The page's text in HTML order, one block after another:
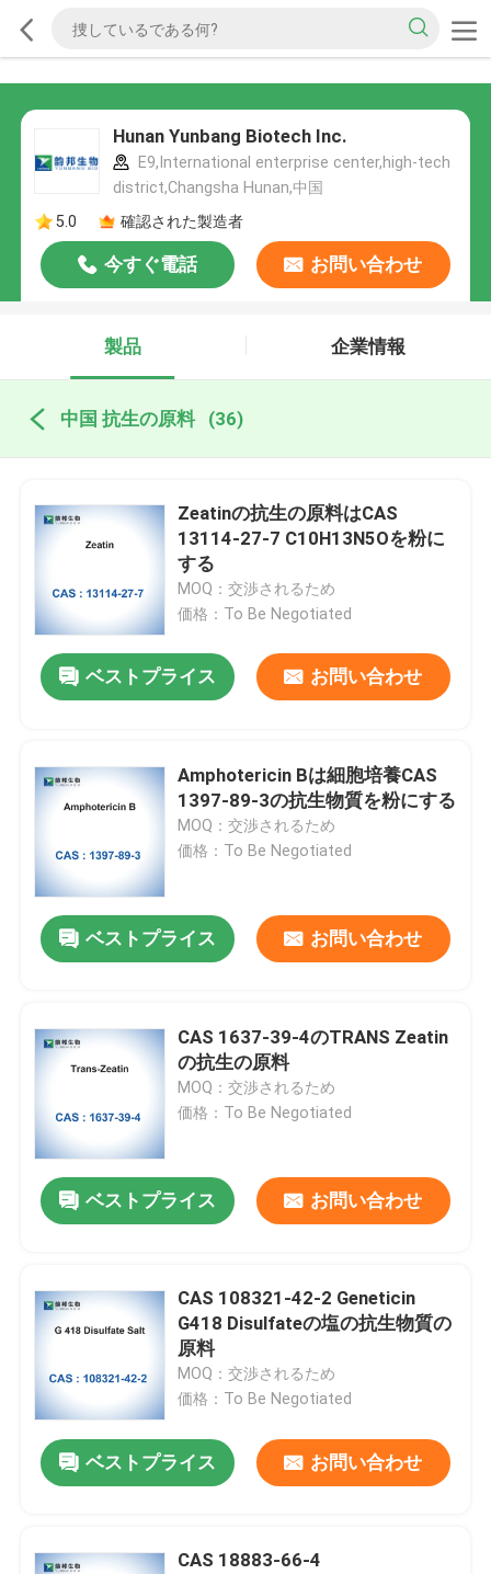
Hunan Yunbang Biotech Inc.
E9,International enterprise center,high-tech
district,Changsha Hunan,中国
5.0
確認された製造者
今すぐ電話 お問い合わせ
製品 企業情報
中国 抗生の原料 (36)
Zeatinの抗生の原料はCAS
13114-27-7 C10H13N5Oを粉に
する
MOQ：交渉されるため
価格：To Be Negotiated
ベストプライス お問い合わせ
Amphotericin Bは細胞培養CAS
1397-89-3の抗生物質を粉にする
MOQ：交渉されるため
価格：To Be Negotiated
ベストプライス お問い合わせ
CAS 1637-39-4のTRANS Zeatin
の抗生の原料
MOQ：交渉されるため
価格：To Be Negotiated
ベストプライス お問い合わせ
CAS 108321-42-2 Geneticin
G418 Disulfateの塩の抗生物質の
原料
MOQ：交渉されるため
価格：To Be Negotiated
ベストプライス お問い合わせ
CAS 18883-66-4